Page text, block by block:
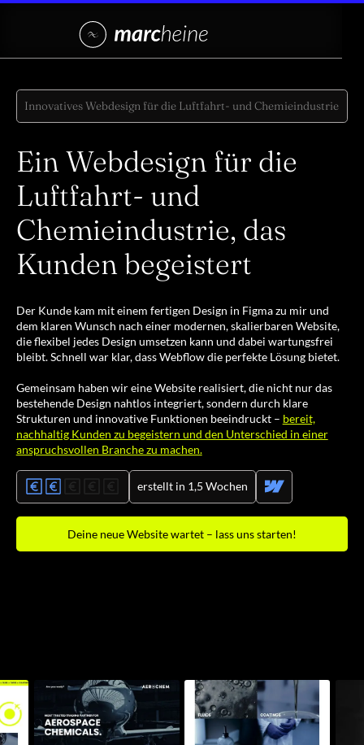
Innovatives Webdesign für die Luftfahrt- und Chemieindustrie
Ein Webdesign für die
Luftfahrt- und
Chemieindustrie, das
Kunden begeistert
Der Kunde kam mit einem fertigen Design in Figma zu mir und
dem klaren Wunsch nach einer modernen, skalierbaren Website,
die flexibel jedes Design umsetzen kann und dabei wartungsfrei
bleibt. Schnell war klar, dass Webflow die perfekte Lösung bietet.
Gemeinsam haben wir eine Website realisiert, die nicht nur das
bestehende Design nahtlos integriert, sondern durch klare
Strukturen und innovative Funktionen beeindruckt – bereit,
nachhaltig Kunden zu begeistern und den Unterschied in einer
anspruchsvollen Branche zu machen.
erstellt in 1,5 Wochen
Deine neue Website wartet – lass uns starten!